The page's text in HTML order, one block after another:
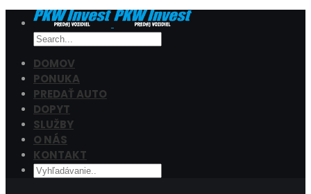
DOMOV
PONUKA
PREDAŤ AUTO
DOPYT
SLUŽBY
O NÁS
KONTAKT
Cena
Filtrovať